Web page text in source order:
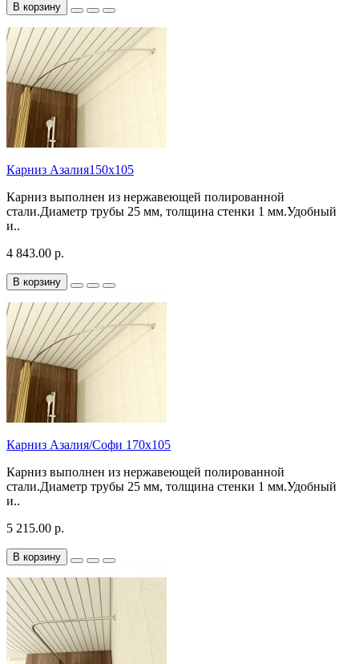
В корзину
Карниз Азалия150х105
Карниз выполнен из нержавеющей полированной
стали.Диаметр трубы 25 мм, толщина стенки 1 мм.Удобный
и..
4 843.00 р.
В корзину
Карниз Азалия/Софи 170х105
Карниз выполнен из нержавеющей полированной
стали.Диаметр трубы 25 мм, толщина стенки 1 мм.Удобный
и..
5 215.00 р.
В корзину